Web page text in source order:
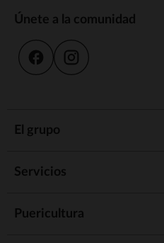
Únete a la comunidad
El grupo
Servicios
Puericultura